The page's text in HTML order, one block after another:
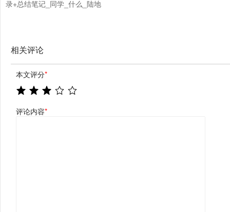
录+总结笔记_同学_什么_陆地
相关评论
本文评分*
评论内容*